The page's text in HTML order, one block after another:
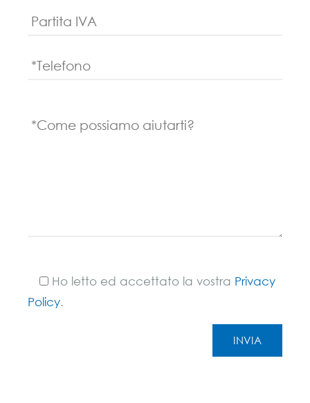
Ho letto ed accettato la vostra Privacy
Policy.